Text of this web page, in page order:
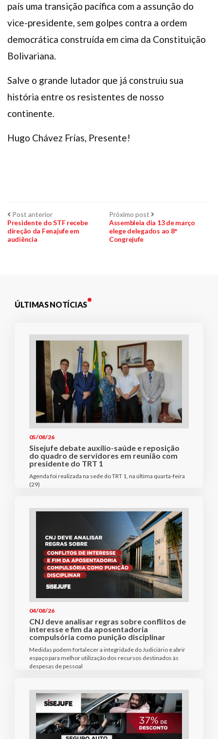
país uma transição pacífica com a assunção do
vice-presidente, sem golpes contra a ordem
democrática construída em cima da Constituição
Bolivariana.
Salve o grande lutador que já construiu sua
história entre os resistentes de nosso
continente.
Hugo Chávez Frías, Presente!
Navegação
de
Post anteriorPost
anterior:
Presidente do STF recebe
direção da Fenajufe em
audiência
Próximo post Próximo
post:
Assembleia dia 13 de março
elege delegados ao 8°
Congrejufe
ÚLTIMAS NOTÍCIAS
05/08/26
Sisejufe debate auxílio-saúde e reposição
do quadro de servidores em reunião com
presidente do TRT 1
Agenda foi realizada na sede do TRT 1, na última quarta-feira
(29)
04/08/26
CNJ deve analisar regras sobre conflitos de
interesse e fim da aposentadoria
compulsória como punição disciplinar
Medidas podem fortalecer a integridade do Judiciário e abrir
espaço para melhor utilização dos recursos destinados às
despesas de pessoal